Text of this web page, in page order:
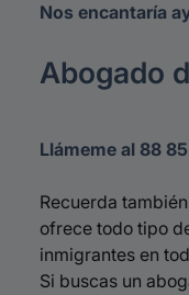
Nos encantaría
Abogado
Llámeme al 88
Recuerda
ofrece todo tipo
inmigrantes en
Si buscas un